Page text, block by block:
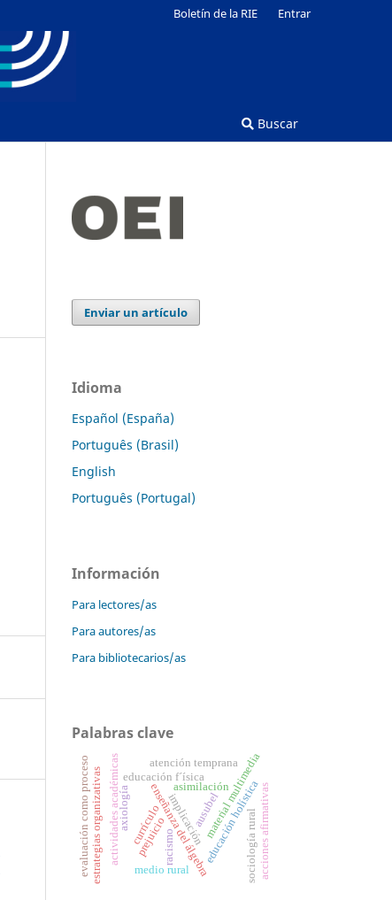
Buscar
Boletín de la RIE Entrar
Enviar un artículo
Idioma
Español (España)
Português (Brasil)
English
Português (Portugal)
Información
Para lectores/as
Para autores/as
Para bibliotecarios/as
Palabras clave
currículoimplicación
axiología material multimedia
enseñanza del álgebraeducación holística
actividades académicas educación f´ísica
estrategias organizativas
atención temprana
evaluación como proceso asimilación acciones afirmativas
racismo
prejuicio
ausubel
medio rural sociología rural